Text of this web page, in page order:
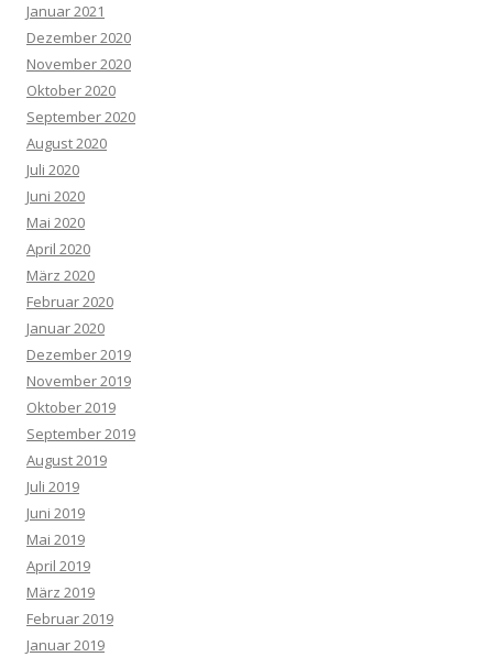
Januar 2021
Dezember 2020
November 2020
Oktober 2020
September 2020
August 2020
Juli 2020
Juni 2020
Mai 2020
April 2020
März 2020
Februar 2020
Januar 2020
Dezember 2019
November 2019
Oktober 2019
September 2019
August 2019
Juli 2019
Juni 2019
Mai 2019
April 2019
März 2019
Februar 2019
Januar 2019